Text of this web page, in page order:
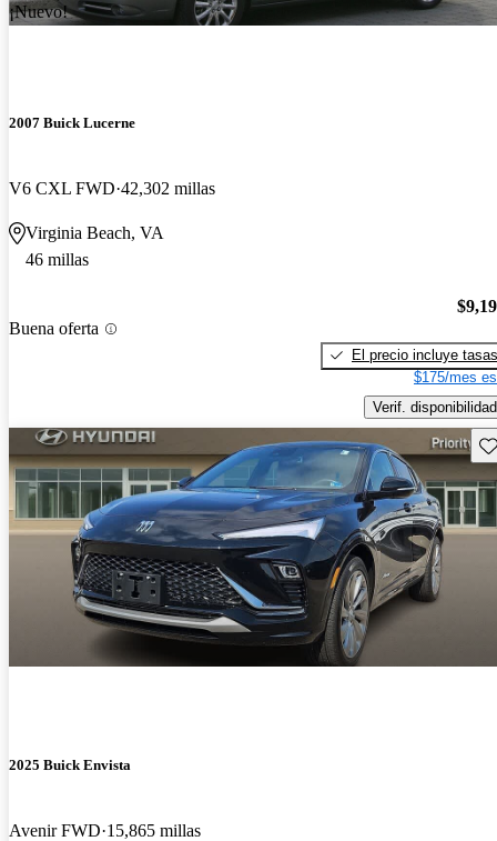
¡Nuevo!
2007 Buick Lucerne
V6 CXL FWD 42,302 millas
Virginia Beach, VA
46 millas
Buena oferta
El precio incluye tasas
$175/mes
Verif. disponibilidad
2025 Buick Envista
Avenir FWD 15,865 millas